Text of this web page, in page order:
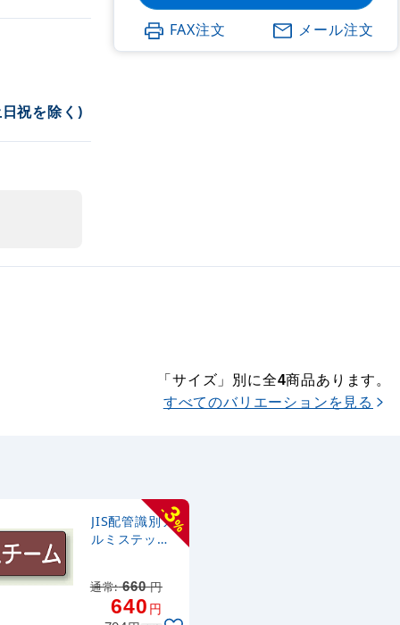
祝を除く)
FAX注文 メール注文
「サイズ」別に全4商品あります。
すべてのバリエーションを見る
-
3
%
JIS配管識別ア
ルミステッカ
小
（40×80mm
通常:660円
640円